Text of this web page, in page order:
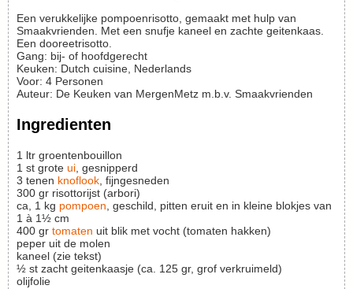
Een verukkelijke pompoenrisotto, gemaakt met hulp van
Smaakvrienden. Met een snufje kaneel en zachte geitenkaas.
Een dooreetrisotto.
Gang: bij- of hoofdgerecht
Keuken: Dutch cuisine, Nederlands
Voor: 4 Personen
Auteur: De Keuken van MergenMetz m.b.v. Smaakvrienden
Ingredienten
1 ltr groentenbouillon
1 st grote ui , gesnipperd
3 tenen knoflook , fijngesneden
300 gr risottorijst (arbori)
ca, 1 kg pompoen , geschild, pitten eruit en in kleine blokjes van
1 à 1½ cm
400 gr tomaten uit blik met vocht (tomaten hakken)
peper uit de molen
kaneel (zie tekst)
½ st zacht geitenkaasje (ca. 125 gr, grof verkruimeld)
olijfolie